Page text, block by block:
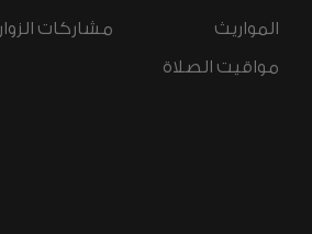
المواريث
مواقيت الصلاة
مشاركات الزوار